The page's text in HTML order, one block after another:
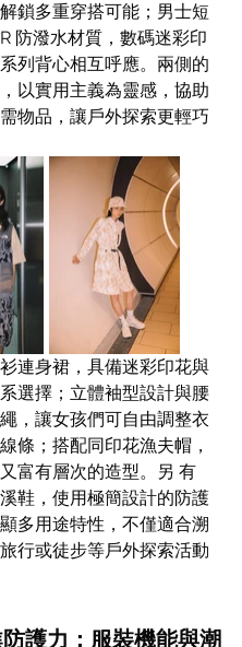
鎖多重穿搭可能；男士短
防潑水材質，數碼迷彩印
列背心相互呼應。兩側的
以實用主義為靈感，協助
物品，讓戶外探索更輕巧
連身裙，具備迷彩印花與
選擇；立體袖型設計與腰
，讓女孩們可自由調整衣
條；搭配同印花漁夫帽，
富有層次的造型。另 有
鞋，使用極簡設計的防護
多用途特性，不僅適合溯
行或徒步等戶外探索活動
護力：服裝機能與潮